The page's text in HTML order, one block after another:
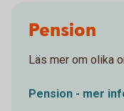
Pension
Läs mer om olika
Pension - mer